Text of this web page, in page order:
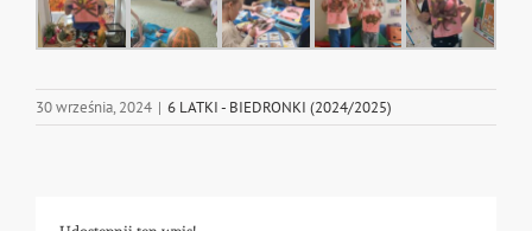
30 września, 2024 | 6 LATKI - BIEDRONKI (2024/2025)